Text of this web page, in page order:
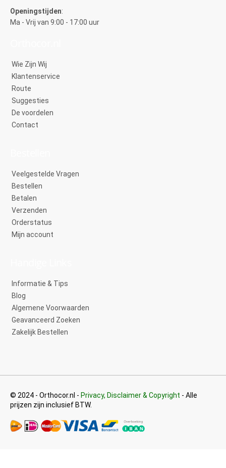
Openingstijden:
Ma - Vrij van 9:00 - 17:00 uur
Wie Zijn Wij
Klantenservice
Route
Suggesties
De voordelen
Contact
Veelgestelde Vragen
Bestellen
Betalen
Verzenden
Orderstatus
Mijn account
Informatie & Tips
Blog
Algemene Voorwaarden
Geavanceerd Zoeken
Zakelijk Bestellen
© 2024 - Orthocor.nl - Privacy, Disclaimer & Copyright - Alle
prijzen zijn inclusief BTW.